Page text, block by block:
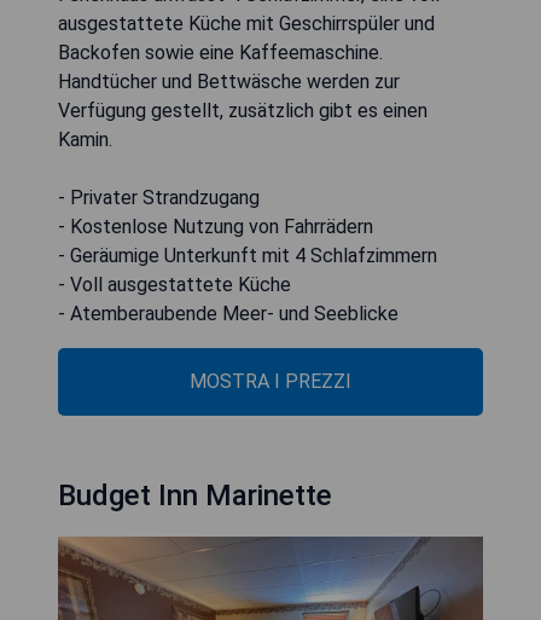
ausgestattete Küche mit Geschirrspüler und
Backofen sowie eine Kaffeemaschine.
Handtücher und Bettwäsche werden zur
Verfügung gestellt, zusätzlich gibt es einen
Kamin.
- Privater Strandzugang
- Kostenlose Nutzung von Fahrrädern
- Geräumige Unterkunft mit 4 Schlafzimmern
- Voll ausgestattete Küche
- Atemberaubende Meer- und Seeblicke
MOSTRA I PREZZI
Budget Inn Marinette